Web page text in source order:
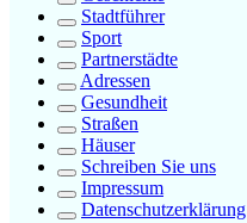
Stadtführer
Sport
Partnerstädte
Adressen
Gesundheit
Straßen
Häuser
Schreiben Sie uns
Impressum
Datenschutzerklärung